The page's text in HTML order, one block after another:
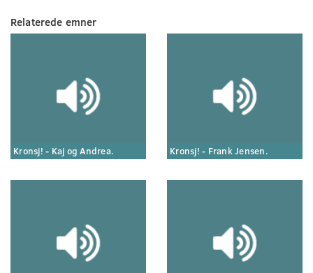
Relaterede emner
Kronsj! - Kaj og Andrea. Kronsj! - Frank Jensen.